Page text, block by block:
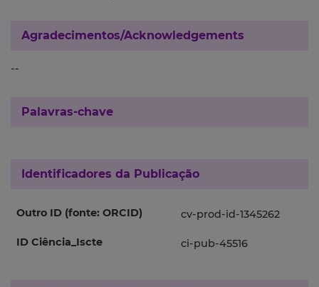
Agradecimentos/Acknowledgements
--
Palavras-chave
Identificadores da Publicação
Outro ID (fonte: ORCID) cv-prod-id-1345262
ID Ciência_Iscte ci-pub-45516